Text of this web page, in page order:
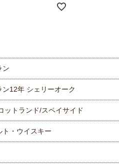
ン
ン12年 シェリーオーク
ットランド/スペイサイド
ト・ウイスキー